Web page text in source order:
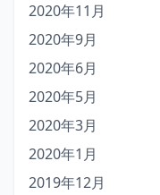
2020年11月
2020年9月
2020年6月
2020年5月
2020年3月
2020年1月
2019年12月